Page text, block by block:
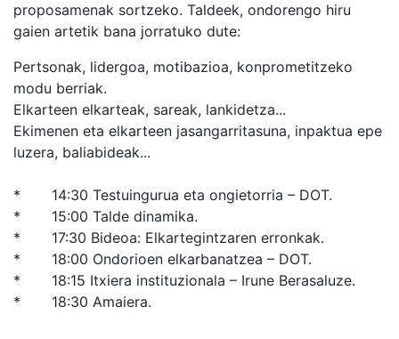
proposamenak sortzeko. Taldeek, ondorengo hiru
gaien artetik bana jorratuko dute:
Pertsonak, lidergoa, motibazioa, konprometitzeko
modu berriak.
Elkarteen elkarteak, sareak, lankidetza...
Ekimenen eta elkarteen jasangarritasuna, inpaktua epe
luzera, baliabideak...
* 14:30 Testuingurua eta ongietorria – DOT.
* 15:00 Talde dinamika.
* 17:30 Bideoa: Elkartegintzaren erronkak.
* 18:00 Ondorioen elkarbanatzea – DOT.
* 18:15 Itxiera instituzionala – Irune Berasaluze.
* 18:30 Amaiera.